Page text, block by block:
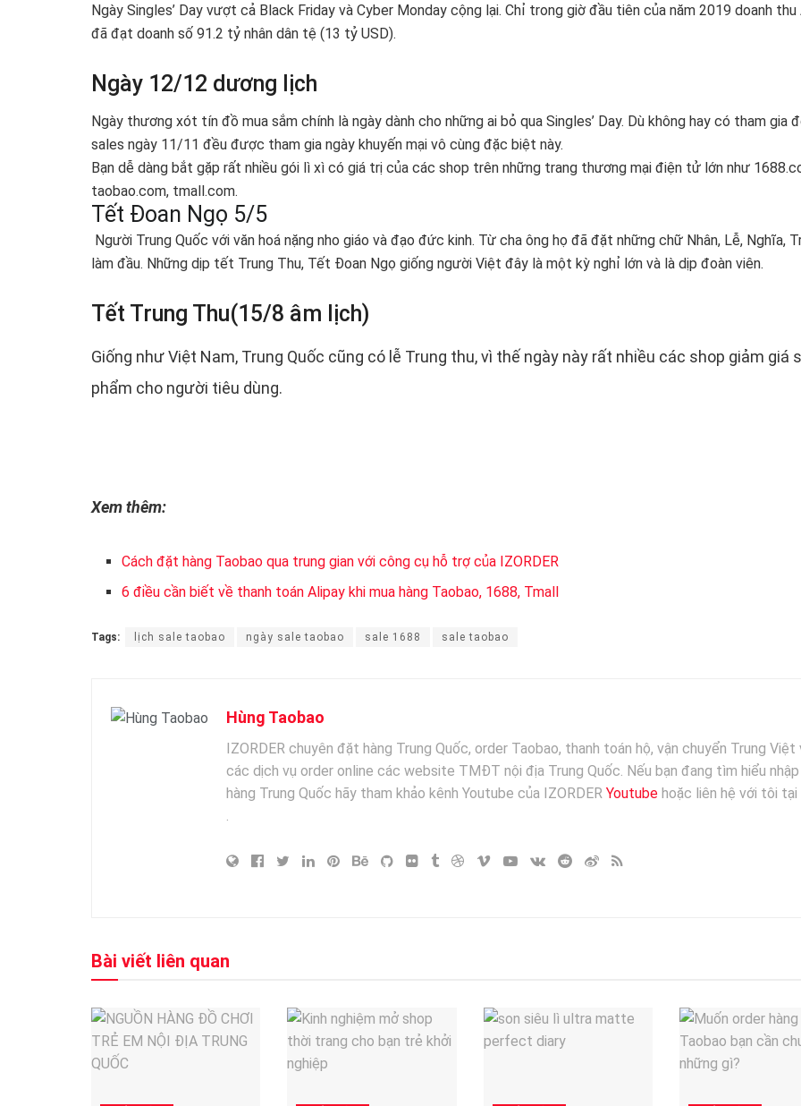
Ngày Singles’ Day vượt cả Black Friday và Cyber Monday cộng lại. Chỉ trong giờ đầu tiên của năm 2019 doanh thu
đã đạt doanh số 91.2 tỷ nhân dân tệ (13 tỷ USD).
Ngày 12/12 dương lịch
Ngày thương xót tín đồ mua sắm chính là ngày dành cho những ai bỏ qua Singles’ Day. Dù không hay có tham gia
sales ngày 11/11 đều được tham gia ngày khuyến mại vô cùng đặc biệt này.
Bạn dễ dàng bắt gặp rất nhiều gói lì xì có giá trị của các shop trên những trang thương mại điện tử lớn như
taobao.com, tmall.com.
Tết Đoan Ngọ 5/5
Người Trung Quốc với văn hoá nặng nho giáo và đạo đức kinh. Từ cha ông họ đã đặt những chữ Nhân, Lễ, Nghĩa,
làm đầu. Những dịp tết Trung Thu, Tết Đoan Ngọ giống người Việt đây là một kỳ nghỉ lớn và là dịp đoàn viên.
Tết Trung Thu(15/8 âm lịch)
Giống như Việt Nam, Trung Quốc cũng có lễ Trung thu, vì thế ngày này rất nhiều các shop giảm giá
phẩm cho người tiêu dùng.
Xem thêm:
Cách đặt hàng Taobao qua trung gian với công cụ hỗ trợ của IZORDER
6 điều cần biết về thanh toán Alipay khi mua hàng Taobao, 1688, Tmall
Tags: lịch sale taobao ngày sale taobao sale 1688 sale taobao
Hùng Taobao
IZORDER chuyên đặt hàng Trung Quốc, order Taobao, thanh toán hộ, vận chuyển Trung Việt
các dịch vụ order online các website TMĐT nội địa Trung Quốc. Nếu bạn đang tìm hiểu nhập
hàng Trung Quốc hãy tham khảo kênh Youtube của IZORDER Youtube hoặc liên hệ với tôi tại
.
Bài viết liên quan